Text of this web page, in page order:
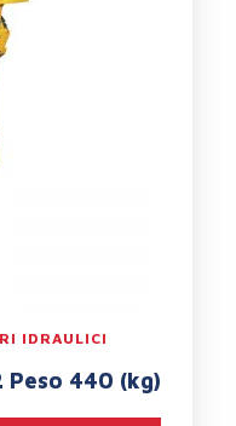
IDRAULICI
Peso 440 (kg)